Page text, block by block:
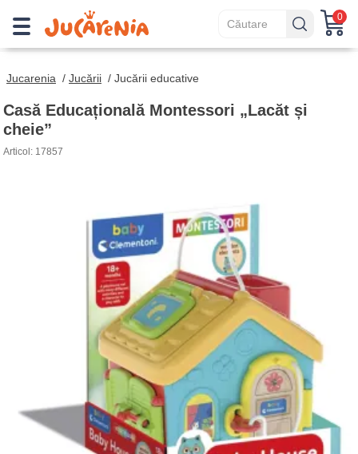
0
Jucarenia / Jucării / Jucării educative
Casă Educațională Montessori „Lacăt și
cheie”
Articol: 17857